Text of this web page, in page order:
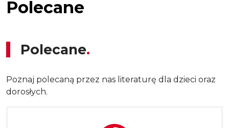
Polecane
Polecane
Poznaj polecaną przez nas literaturę dla dzieci oraz
dorosłych.